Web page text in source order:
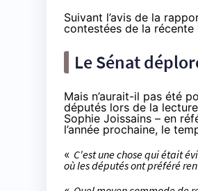
Suivant l’avis de la
contestées de la récente
Le Sénat
Mais n’aurait-il pas été
députés lors de la
Sophie Joissains – en
l’année prochaine, le
« C'est une chose qui était
où les députés ont préféré